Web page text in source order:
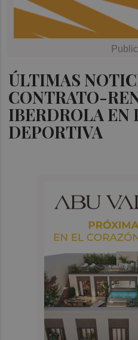
ÚLTIMAS
CONTRATO-
IBERDROLA EN
DEPORTIVA